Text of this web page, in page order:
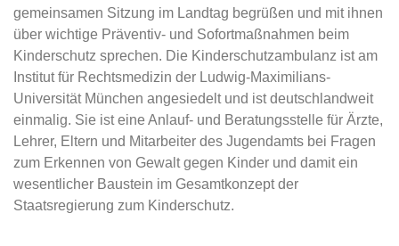
gemeinsamen Sitzung im Landtag begrüßen und mit ihnen
über wichtige Präventiv- und Sofortmaßnahmen beim
Kinderschutz sprechen. Die Kinderschutzambulanz ist am
Institut für Rechtsmedizin der Ludwig-Maximilians-
Universität München angesiedelt und ist deutschlandweit
einmalig. Sie ist eine Anlauf- und Beratungsstelle für Ärzte,
Lehrer, Eltern und Mitarbeiter des Jugendamts bei Fragen
zum Erkennen von Gewalt gegen Kinder und damit ein
wesentlicher Baustein im Gesamtkonzept der
Staatsregierung zum Kinderschutz.